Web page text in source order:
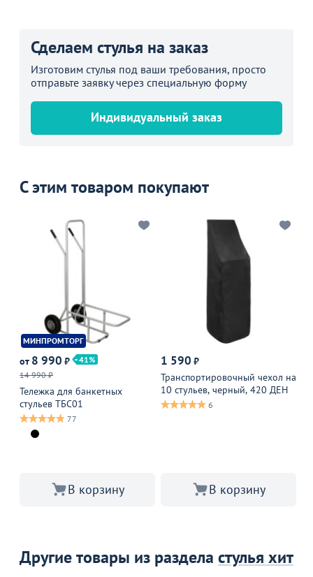
Сделаем стулья на заказ
Изготовим стулья под ваши требования, просто
отправьте заявку через специальную форму
Индивидуальный заказ
С этим товаром покупают
МИНПРОМТОРГ
от 8 990 ₽
41
14 990 ₽
Тележка для банкетных
стульев ТБС01
77
В корзину
1 590 ₽
Транспортировочный чехол на
10 стульев, черный, 420 ДЕН
6
В корзину
Другие товары из раздела стулья хит